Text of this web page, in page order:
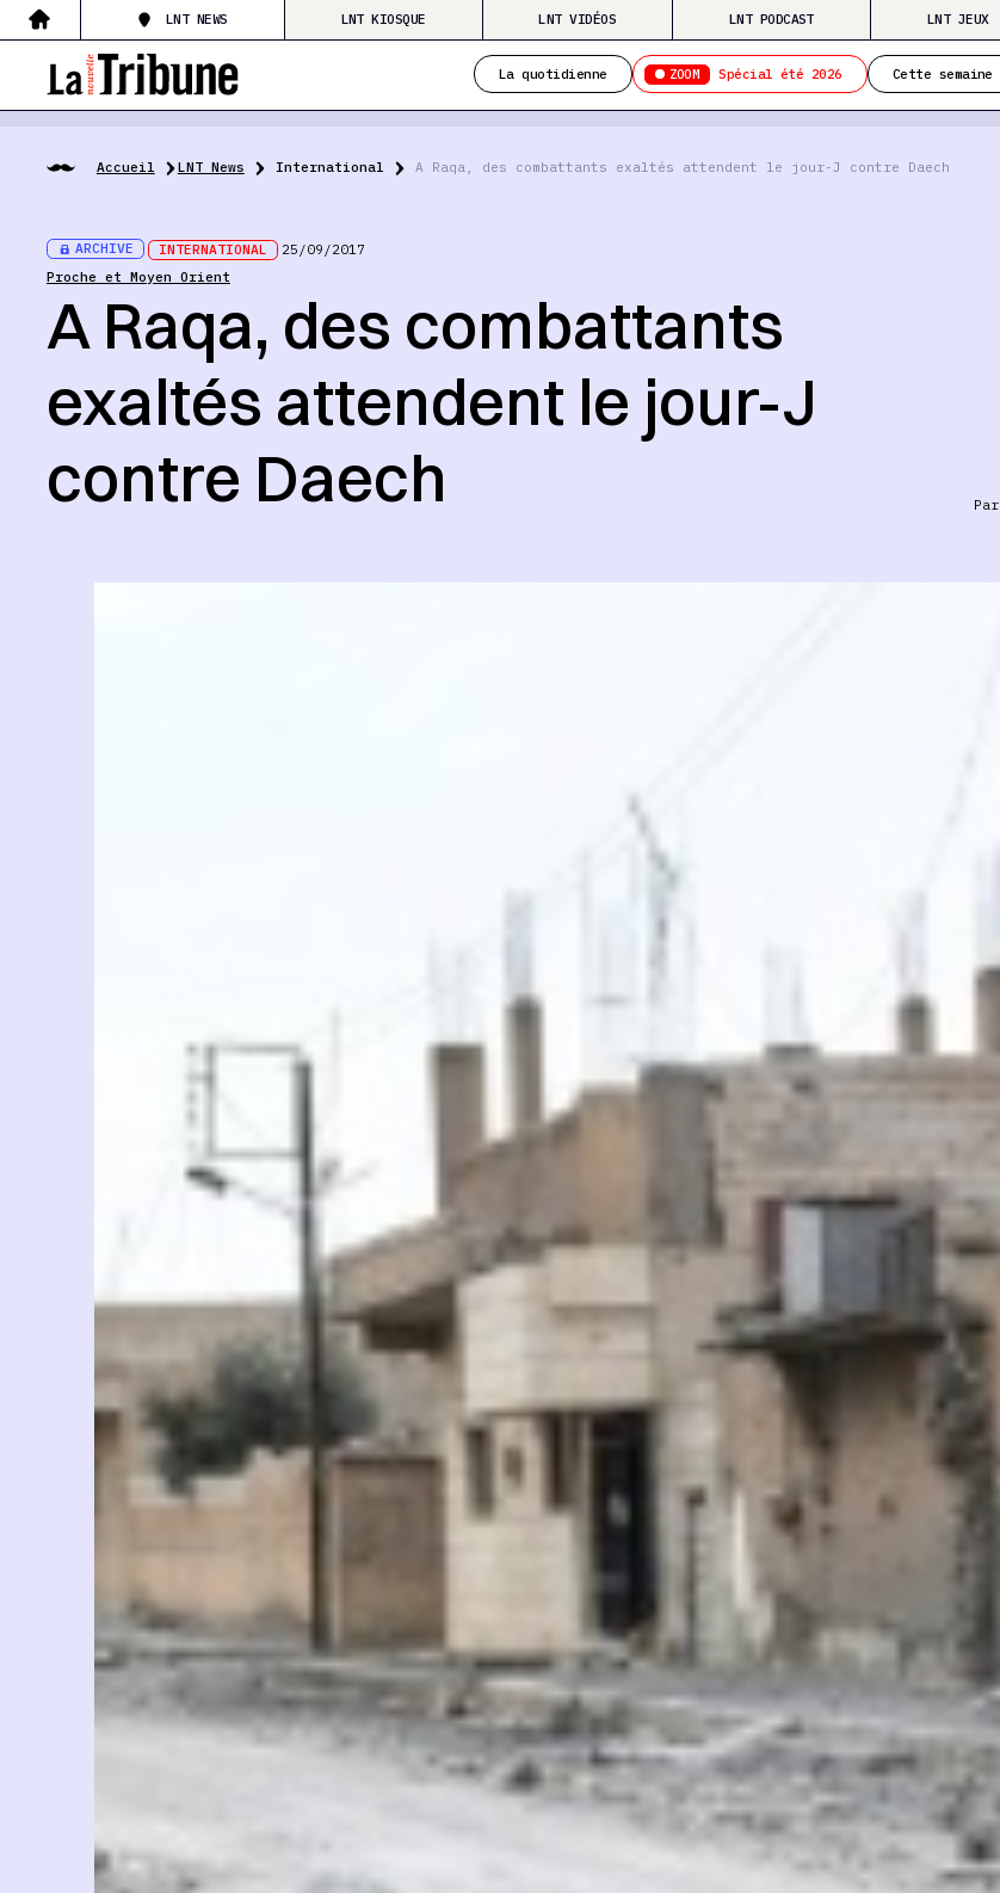
LNT NEWS LNT KIOSQUE LNT VIDÉOS LNT PODCAST LNT JEUX
La quotidienne ZOOM Spécial été 2026 Cette semaine
Accueil LNT News International A Raqa, des combattants exaltés attendent le jour-J contre Daech
ARCHIVE INTERNATIONAL
25/09/2017
Proche et Moyen Orient
A Raqa, des combattants
exaltés attendent le jour-J
contre Daech
Par